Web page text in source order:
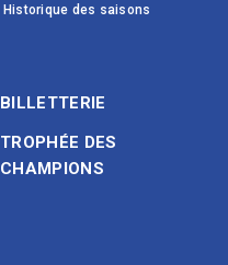
Historique des saisons
BILLETTERIE
TROPHÉE DES
CHAMPIONS